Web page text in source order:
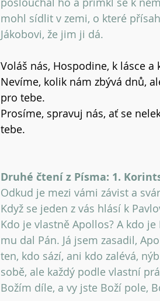
mohl sídlit v zemi, o které
Jákobovi, že jim ji dá.
Voláš nás, Hospodine, k lásce
Nevíme, kolik nám zbývá dnů,
pro tebe.
Prosíme, spravuj nás, ať se
tebe.
Druhé čtení z Písma: 1.
Odkud je mezi vámi závist a
Když se jeden z vás hlásí k
Kdo je vlastně Apollos? A kdo
mu dal Pán. Já jsem zasadil,
ten, kdo sází, ani kdo zalévá,
sobě, ale každý podle vlastní
Božím díle, a vy jste Boží pole,